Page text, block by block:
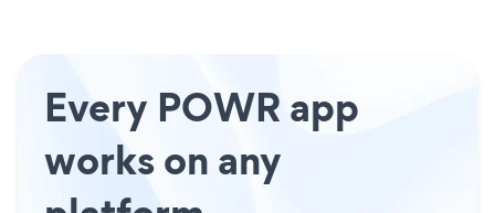
Every POWR app
works on any